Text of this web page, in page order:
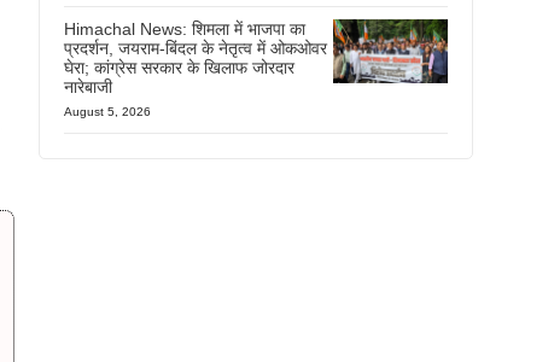
Himachal News: शिमला में भाजपा का
प्रदर्शन, जयराम-बिंदल के नेतृत्व में ओकओवर
घेरा; कांग्रेस सरकार के खिलाफ जोरदार
नारेबाजी
August 5, 2026